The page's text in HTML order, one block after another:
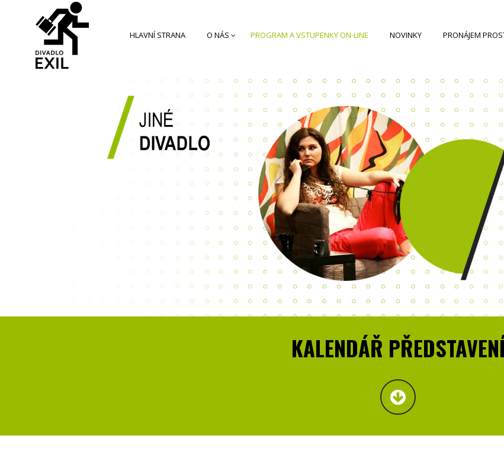
HLAVNÍ STRANA O NÁS PROGRAM A VSTUPENKY ON-LINE NOVINKY PRONÁJEM
KALENDÁŘ